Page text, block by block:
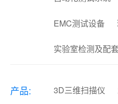
EMC测试设备
实验室检测及配
产品: 3D三维扫描仪